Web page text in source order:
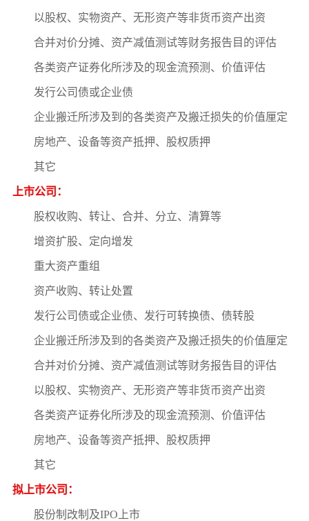
以股权、实物资产、无形资产等非货币资产出资
合并对价分摊、资产减值测试等财务报告目的评估
各类资产证券化所涉及的现金流预测、价值评估
发行公司债或企业债
企业搬迁所涉及到的各类资产及搬迁损失的价值厘定
房地产、设备等资产抵押、股权质押
其它
上市公司：
股权收购、转让、合并、分立、清算等
增资扩股、定向增发
重大资产重组
资产收购、转让处置
发行公司债或企业债、发行可转换债、债转股
企业搬迁所涉及到的各类资产及搬迁损失的价值厘定
合并对价分摊、资产减值测试等财务报告目的评估
以股权、实物资产、无形资产等非货币资产出资
各类资产证券化所涉及的现金流预测、价值评估
房地产、设备等资产抵押、股权质押
其它
拟上市公司：
股份制改制及IPO上市